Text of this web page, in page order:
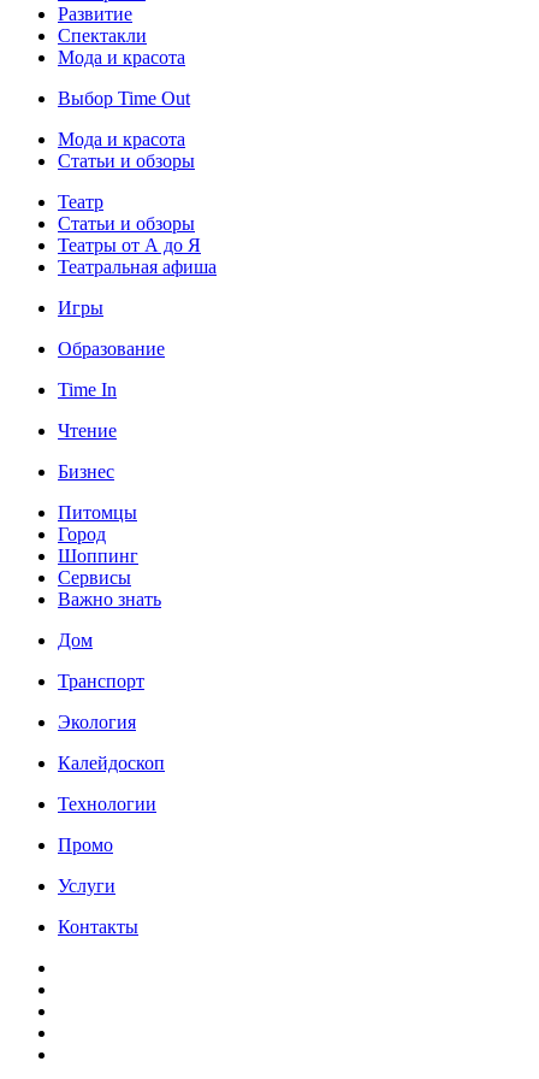
Развитие
Спектакли
Мода и красота
Выбор Time Out
Мода и красота
Статьи и обзоры
Театр
Статьи и обзоры
Театры от А до Я
Театральная афиша
Игры
Образование
Time In
Чтение
Бизнес
Питомцы
Город
Шоппинг
Сервисы
Важно знать
Дом
Транспорт
Экология
Калейдоскоп
Технологии
Промо
Услуги
Контакты